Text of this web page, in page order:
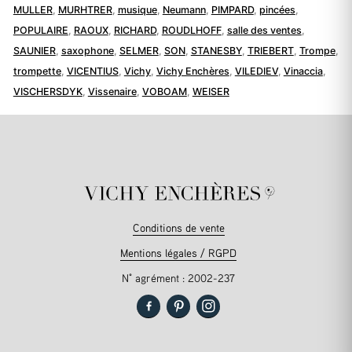
MULLER, MURHTRER, musique, Neumann, PIMPARD, pincées
POPULAIRE RAOUX, RICHARD, ROUDLHOFF, salle des ventes
SAUNIER, saxophone, SELMER, SON, STANESBY, TRIEBERT, Trompe,
trompette, VICENTIUS, Vichy, Vichy Enchères VILEDIEV, Vinaccia,
VISCHERSDYK, Vissenaire, VOBOAM, WEISER
Conditions de vente
Mentions légales / RGPD
N° agrément : 2002-237